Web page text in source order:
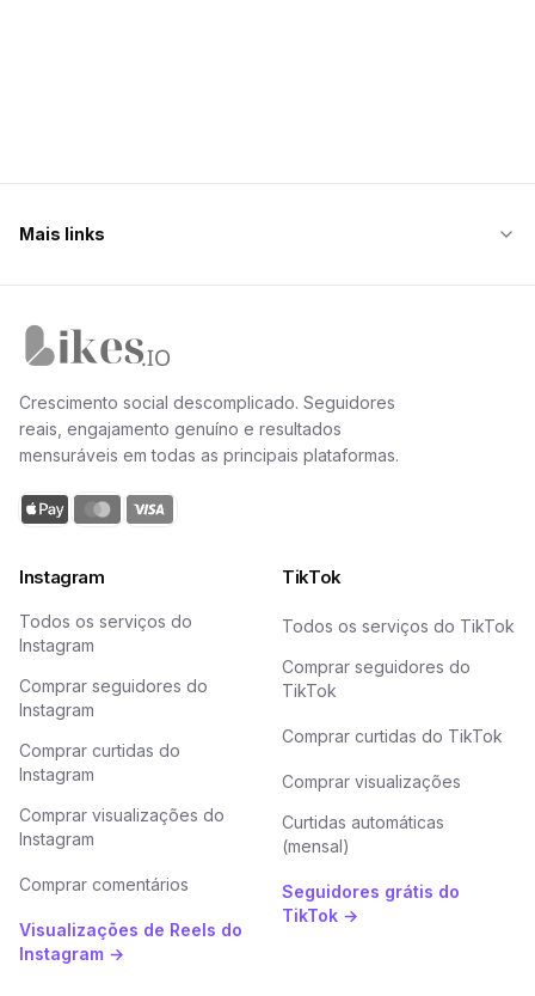
Mais links
Crescimento social descomplicado. Seguidores
reais, engajamento genuíno e resultados
mensuráveis em todas as principais plataformas.
Instagram
Todos os serviços do
Instagram
Comprar seguidores do
Instagram
Comprar curtidas do
Instagram
Comprar visualizações do
Instagram
Comprar comentários
Visualizações de Reels do
Instagram →
TikTok
Todos os serviços do TikTok
Comprar seguidores do
TikTok
Comprar curtidas do TikTok
Comprar visualizações
Curtidas automáticas
(mensal)
Seguidores grátis do
TikTok →